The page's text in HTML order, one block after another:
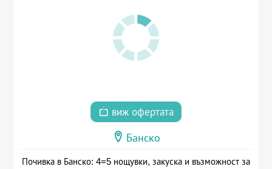
виж офертата
Банско
Почивка в Банско: 4=5 нощувки, закуска и възможност за